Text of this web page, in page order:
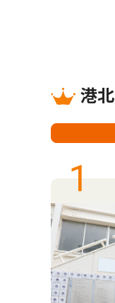
港
1